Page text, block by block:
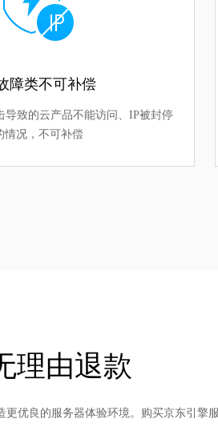
障类不可补偿
导致的云产品不能访问、IP被封停
情况，不可补偿
理由退款
优良的服务器体验环境。购买京东引擎